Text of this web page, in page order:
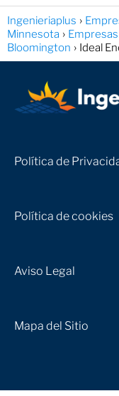
Ingenieriaplus
Minnesota
Bloomington
Ideal
Política de
Política de cookies
Aviso Legal
Mapa del Sitio